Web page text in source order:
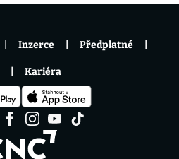
Inzerce Předplatné
Kariéra